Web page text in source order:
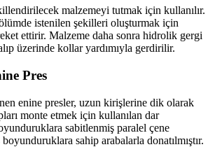
malzemeyi tutmak için kullanılır.
istenilen şekilleri oluşturmak için
ettirir. Malzeme daha sonra hidrolik gergi
üzerinde kollar yardımıyla gerdirilir.
Pres
enine presler, uzun kirişlerine dik olarak
monte etmek için kullanılan dar
sabitlenmiş paralel çene
sahip arabalarla donatılmıştır.